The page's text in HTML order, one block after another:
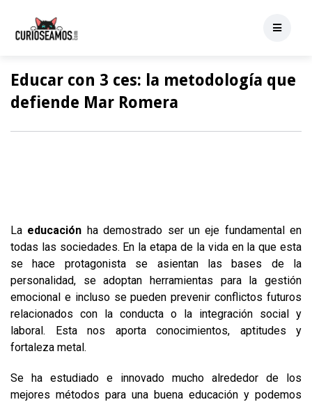
Educar con 3 ces: la metodología que
defiende Mar Romera
La educación ha demostrado ser un eje fundamental en
todas las sociedades. En la etapa de la vida en la que esta
se hace protagonista se asientan las bases de la
personalidad, se adoptan herramientas para la gestión
emocional e incluso se pueden prevenir conflictos futuros
relacionados con la conducta o la integración social y
laboral. Esta nos aporta conocimientos, aptitudes y
fortaleza metal.
Se ha estudiado e innovado mucho alrededor de los
mejores métodos para una buena educación y podemos